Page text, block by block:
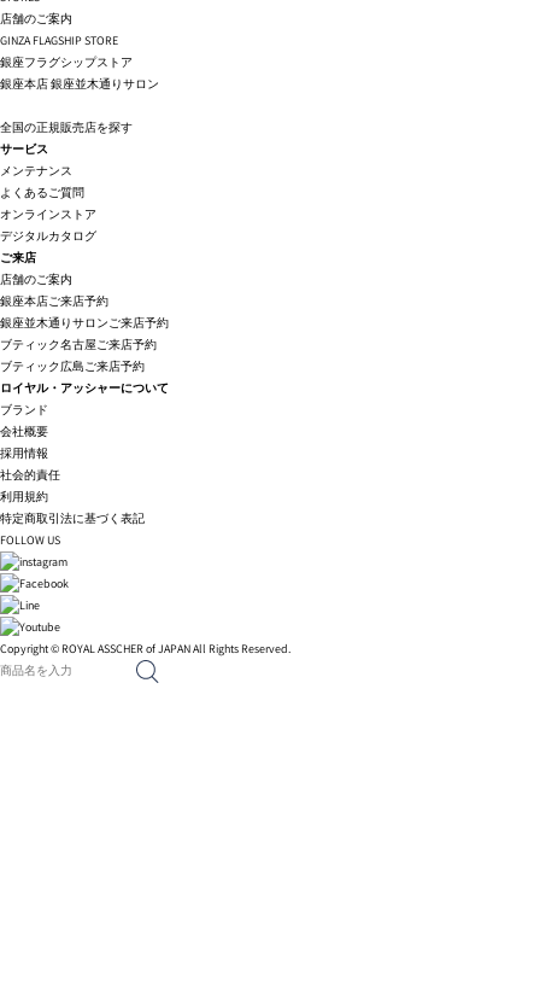
店舗のご案内
GINZA FLAGSHIP STORE
銀座フラグシップストア
銀座本店銀座並木通りサロン
全国の正規販売店を探す
サービス
メンテナンス
よくあるご質問
オンラインストア
デジタルカタログ
ご来店
店舗のご案内
銀座本店ご来店予約
銀座並木通りサロンご来店予約
ブティック名古屋ご来店予約
ブティック広島ご来店予約
ロイヤル・アッシャーについて
ブランド
会社概要
採用情報
社会的責任
利用規約
特定商取引法に基づく表記
FOLLOW US
Copyright © ROYAL ASSCHER of JAPAN All Rights Reserved.